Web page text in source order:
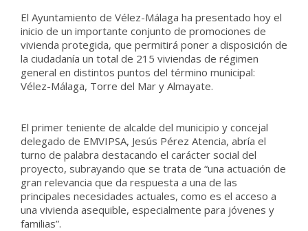
El Ayuntamiento de Vélez-Málaga ha presentado hoy el
inicio de un importante conjunto de promociones de
vivienda protegida, que permitirá poner a disposición de
la ciudadanía un total de 215 viviendas de régimen
general en distintos puntos del término municipal:
Vélez-Málaga, Torre del Mar y Almayate.
El primer teniente de alcalde del municipio y concejal
delegado de EMVIPSA, Jesús Pérez Atencia, abría el
turno de palabra destacando el carácter social del
proyecto, subrayando que se trata de “una actuación de
gran relevancia que da respuesta a una de las
principales necesidades actuales, como es el acceso a
una vivienda asequible, especialmente para jóvenes y
familias”.